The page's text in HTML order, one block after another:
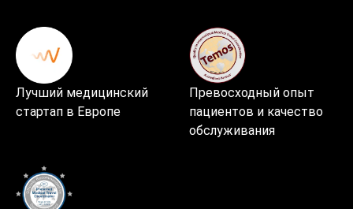
Лучший медицинский
стартап в Европе
Превосходный опыт
пациентов и качество
обслуживания